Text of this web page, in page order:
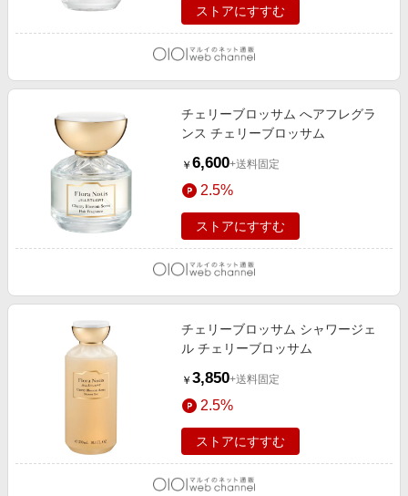
ストアにすすむ
チェリーブロッサム へアフレグラ
ンス チェリーブロッサム
￥ 6,600+送料固定
2.5%
ストアにすすむ
チェリーブロッサム シャワージェ
ル チェリーブロッサム
￥ 3,850+送料固定
2.5%
ストアにすすむ